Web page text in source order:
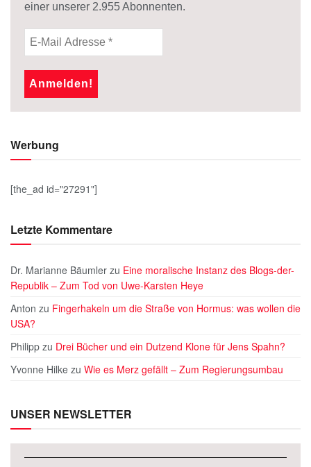
einer unserer 2.955Abonnenten.
Werbung
[the_ad id="27291"]
Letzte Kommentare
Dr. Marianne Bäumler zu Eine moralische Instanz des Blogs-der-
Republik – Zum Tod von Uwe-Karsten Heye
Anton zu Fingerhakeln um die Straße von Hormus: was wollen die
USA?
Philipp zu Drei Bücher und ein Dutzend Klone für Jens Spahn?
Yvonne Hilke zu Wie es Merz gefällt – Zum Regierungsumbau
UNSER NEWSLETTER